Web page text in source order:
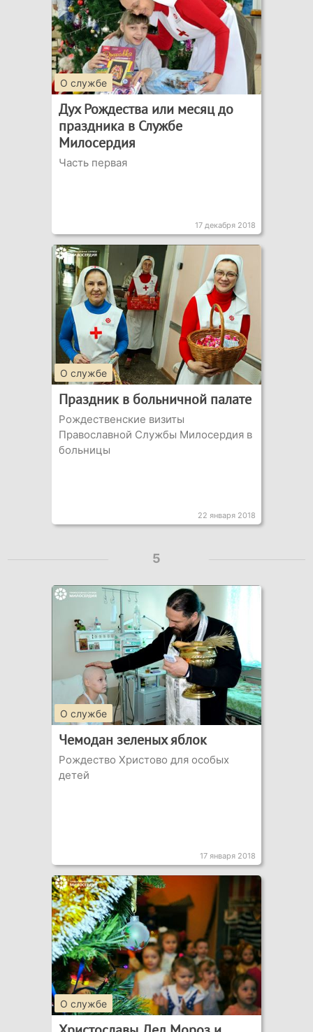
О службе
Дух Рождества или месяц до
праздника в Службе
Милосердия
Часть первая
17 декабря 2018
О службе
Праздник в больничной палате
Рождественские визиты
Православной Службы Милосердия в
больницы
22 января 2018
5
О службе
Чемодан зеленых яблок
Рождество Христово для особых
детей
17 января 2018
О службе